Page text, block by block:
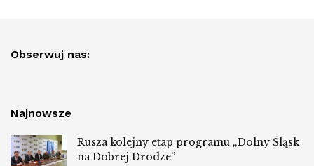
Obserwuj nas:
Najnowsze
Rusza kolejny etap programu „Dolny Śląsk
na Dobrej Drodze”